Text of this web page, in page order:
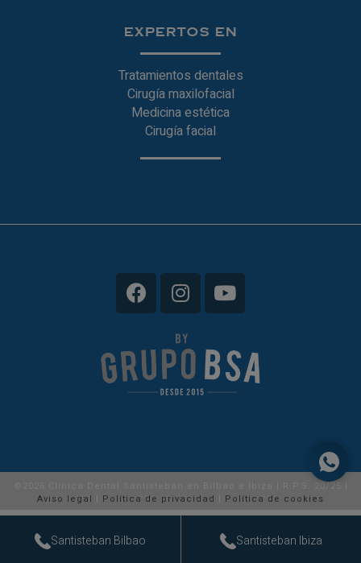
Santisteban Bilbao Santisteban Ibiza
EXPERTOS EN
Tratamientos dentales
Cirugía maxilofacial
Medicina estética
Cirugía facial
©2026 Clínica Dental Santisteban en Bilbao e Ibiza | R.P.S. 20/25 |
Aviso legal
Política de privacidad Política de cookies